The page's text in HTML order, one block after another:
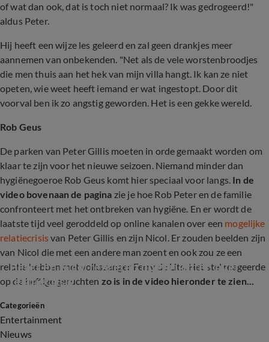
of wat dan ook, dat is toch niet normaal? Ik was gedrogeerd!"
aldus Peter.
Hij heeft een wijze les geleerd en zal geen drankjes meer
aannemen van onbekenden. "Net als de vele worstenbroodjes
die men thuis aan het hek van mijn villa hangt. Ik kan ze niet
opeten, wie weet heeft iemand er wat ingestopt. Door dit
voorval ben ik zo angstig geworden. Het is een gekke wereld.
Rob Geus
De parken van Peter Gillis moeten in orde gemaakt worden om
klaar te zijn voor het nieuwe seizoen. Niemand minder dan
hygiënegoeroe Rob Geus komt hier speciaal voor langs. In de
video bovenaan de pagina zie je hoe Rob Peter en de familie
confronteert met het ontbreken van hygiëne. En er wordt de
laatste tijd veel geroddeld op online kanalen over een mogelijke
relatiecrisisvan Peter Gillis en zijn Nicol. Er zouden beelden zijn
van Nicol die met een andere man zoent en ook zou ze een
relatie hebben met volkszanger Ferry de Lits. Het stel reageerde
op de heftige geruchten zo is in de video hieronder te zien...
1:08
Peter en Nicol reageren op geruchten over
relatiecrisis
Categorieën
Entertainment
Nieuws